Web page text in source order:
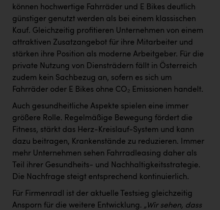
können hochwertige Fahrräder und E Bikes deutlich
günstiger genutzt werden als bei einem klassischen
Kauf. Gleichzeitig profitieren Unternehmen von einem
attraktiven Zusatzangebot für ihre Mitarbeiter und
stärken ihre Position als moderne Arbeitgeber. Für die
private Nutzung von Diensträdern fällt in Österreich
zudem kein Sachbezug an, sofern es sich um
Fahrräder oder E Bikes ohne CO₂ Emissionen handelt.
Auch gesundheitliche Aspekte spielen eine immer
größere Rolle. Regelmäßige Bewegung fördert die
Fitness, stärkt das Herz-Kreislauf-System und kann
dazu beitragen, Krankenstände zu reduzieren. Immer
mehr Unternehmen sehen Fahrradleasing daher als
Teil ihrer Gesundheits- und Nachhaltigkeitsstrategie.
Die Nachfrage steigt entsprechend kontinuierlich.
Für Firmenradl ist der aktuelle Testsieg gleichzeitig
Ansporn für die weitere Entwicklung. „Wir sehen, dass